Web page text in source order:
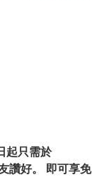
起只需於
讚好。 即可享免